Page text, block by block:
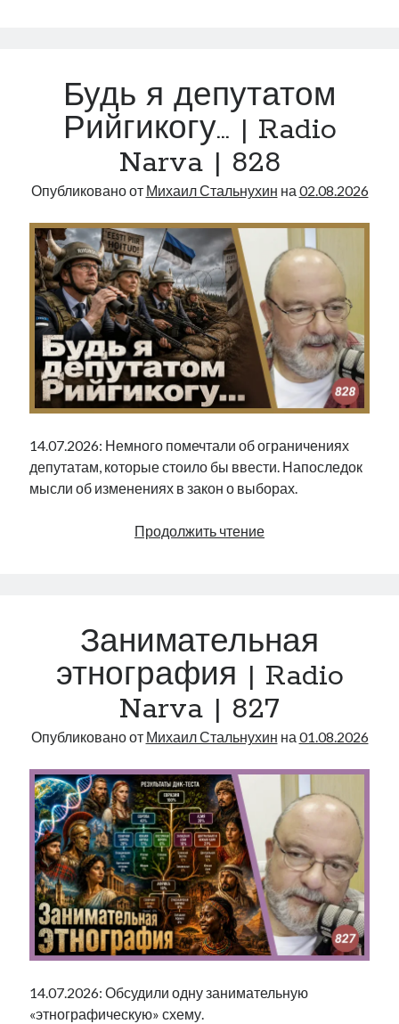
Radio
|
829
Будь я депутатом
Рийгикогу… | Radio
Narva | 828
Опубликовано от Михаил Стальнухин на 02.08.2026
14.07.2026: Немного помечтали об ограничениях
депутатам, которые стоило бы ввести. Напоследок
мысли об изменениях в закон о выборах.
Продолжить чтениеБудь
Radio
|
828
Занимательная
этнография | Radio
Narva | 827
Опубликовано от Михаил Стальнухин на 01.08.2026
14.07.2026: Обсудили одну занимательную
«этнографическую» схему.